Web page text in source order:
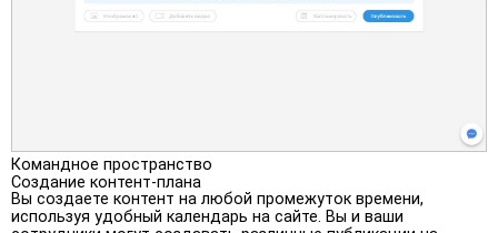
Командное пространство
Создание контент-плана
Вы создаете контент на любой промежуток времени,
используя удобный календарь на сайте. Вы и ваши